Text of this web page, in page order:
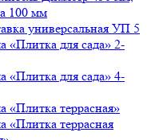
100 мм
универсальная УП 5
«Плитка для сада» 2-
«Плитка для сада» 4-
«Плитка террасная»
«Плитка террасная